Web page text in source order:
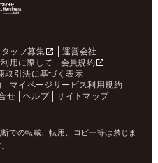
タッフ募集
運営会社
用に際して
会員規約
取引法に基づく表示
マイページサービス利用規約
せ ヘルプ サイトマップ
での転載、転用、コピー等は禁じま